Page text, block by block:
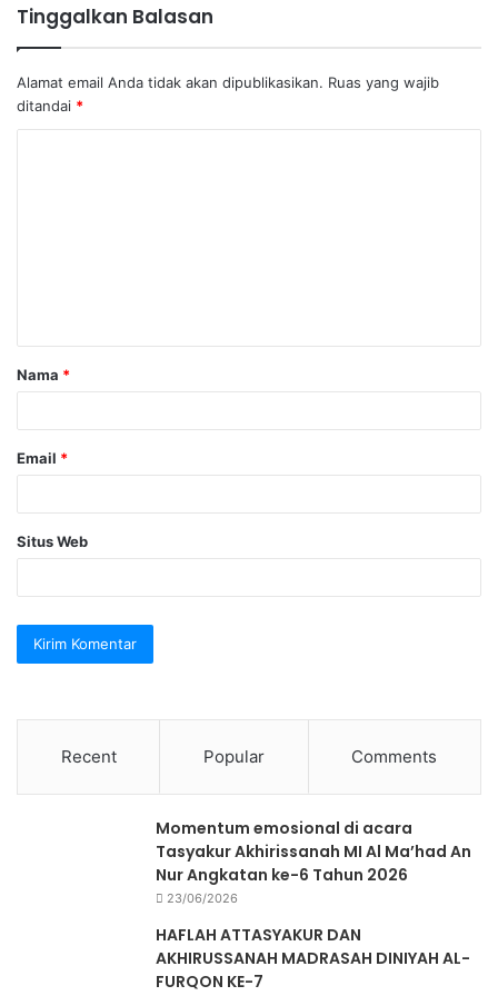
Tinggalkan Balasan
Alamat email Anda tidak akan dipublikasikan. Ruas yang wajib
ditandai *
a
r
Nama *
Email *
Situs Web
Recent Popular Comments
Momentum emosional di acara
Tasyakur Akhirissanah MI Al Ma’had An
Nur Angkatan ke-6 Tahun 2026
23/06/2026
HAFLAH ATTASYAKUR DAN
AKHIRUSSANAH MADRASAH DINIYAH AL-
FURQON KE-7